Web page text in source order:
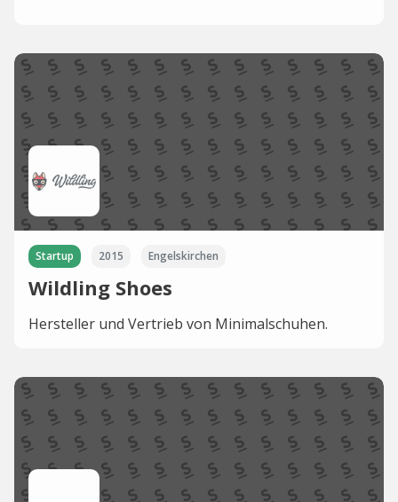
Startup 2015 Engelskirchen
Wildling Shoes
Hersteller und Vertrieb von Minimalschuhen.